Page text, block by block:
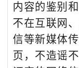
内容的鉴别
不在互联网
信等新媒体
页，不造谣